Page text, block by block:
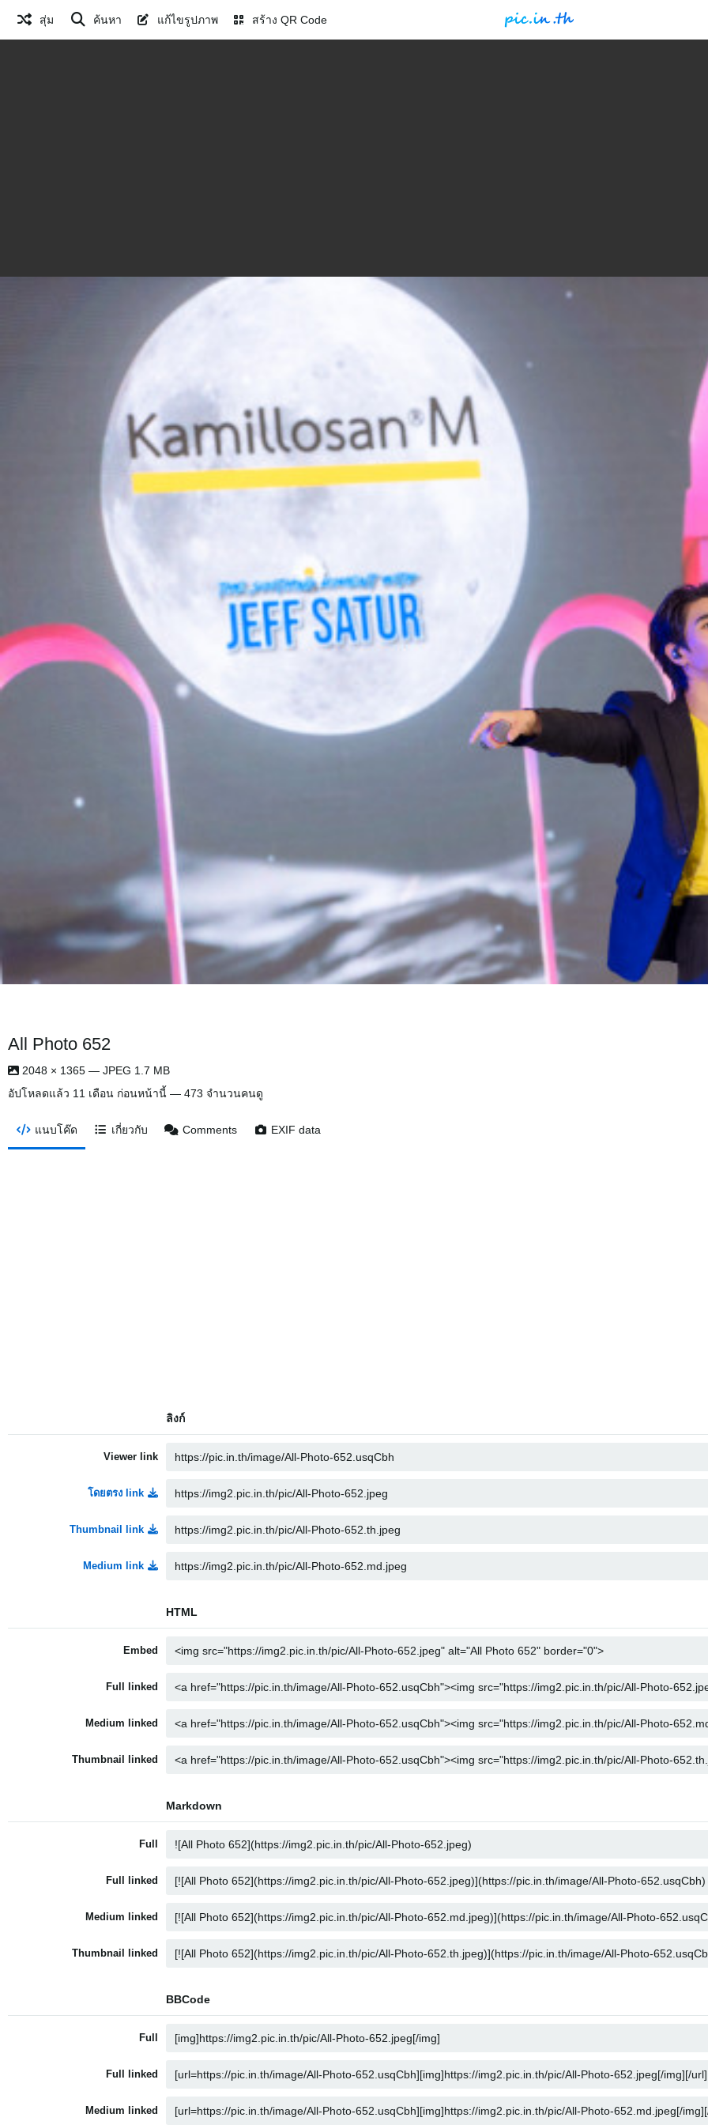
สุ่ม ค้นหา แก้ไขรูปภาพ สร้าง QR Code
All Photo 652
2048 × 1365 — JPEG 1.7 MB
อัปโหลดแล้ว 11 เดือน ก่อนหน้านี้ — 473 จำนวนคนดู
แนบโค๊ด เกี่ยวกับ Comments EXIF data
ลิงก์
Viewer link
โดยตรง link
Thumbnail link
Medium link
HTML
Embed
Full linked
Medium linked
Thumbnail linked
Markdown
Full
Full linked
Medium linked
Thumbnail linked
BBCode
Full
Full linked
Medium linked